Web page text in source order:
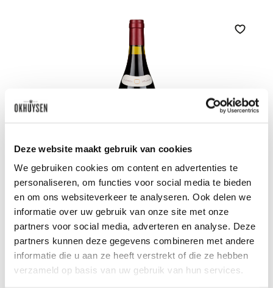
Deze website maakt gebruik van cookies
We gebruiken cookies om content en advertenties te
personaliseren, om functies voor social media te bieden
en om ons websiteverkeer te analyseren. Ook delen we
informatie over uw gebruik van onze site met onze
partners voor social media, adverteren en analyse. Deze
partners kunnen deze gegevens combineren met andere
informatie die u aan ze heeft verstrekt of die ze hebben
verzameld op basis van uw gebruik van hun services.
Zet
2019 Clos Fontà tinto - Priorat Vinya
classificada
Mas d'en Gil 0.75l
71 95